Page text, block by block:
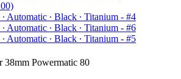
Powermatic 80